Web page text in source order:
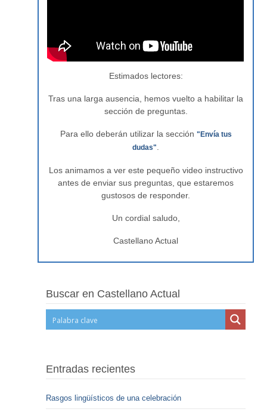
Estimados lectores:
Tras una larga ausencia, hemos vuelto a habilitar la
sección de preguntas.
Para ello deberán utilizar la sección "Envía tus
dudas"
Los animamos a ver este pequeño video instructivo
antes de enviar sus preguntas, que estaremos
gustosos de responder.
Un cordial saludo,
Castellano Actual
Buscar en Castellano Actual
Entradas recientes
Rasgos lingüísticos de una celebración